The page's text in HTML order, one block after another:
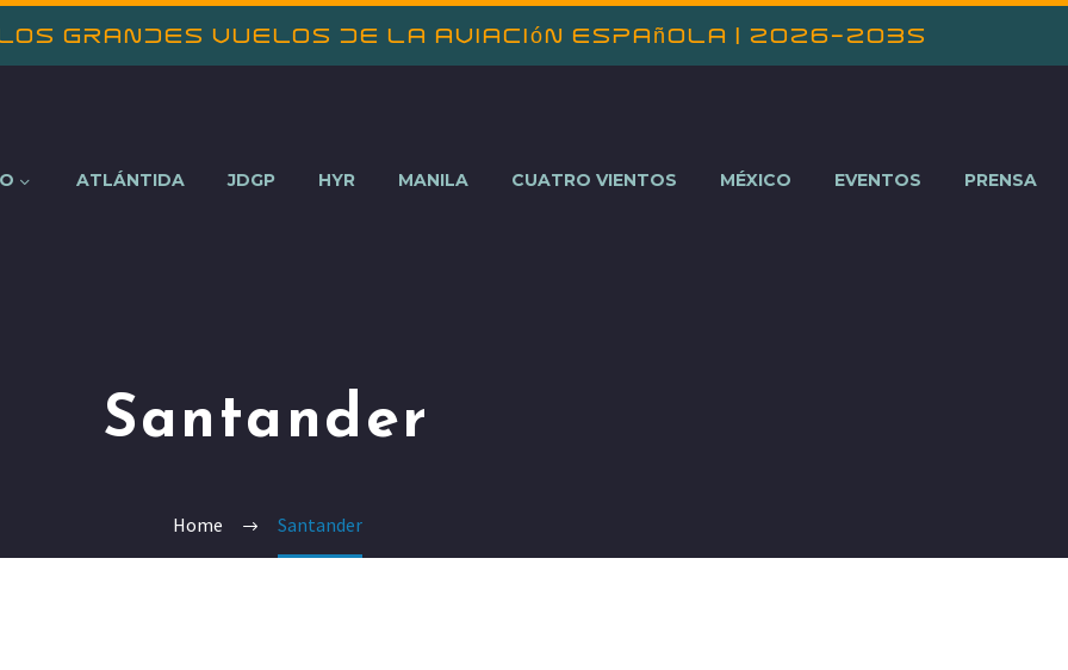
Grandes Vuelos de la Aviación Española | 2026-2035
ATLÁNTIDA JDGP HYR MANILA CUATRO VIENTOS MÉXICO EVENTOS PRENSA
Santander
Home Santander